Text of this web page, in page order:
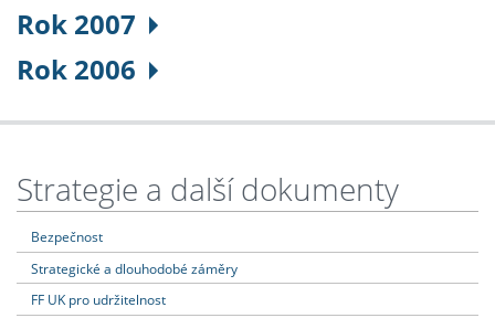
Rok 2007
Rok 2006
Strategie a další dokumenty
Bezpečnost
Strategické a dlouhodobé záměry
FF UK pro udržitelnost